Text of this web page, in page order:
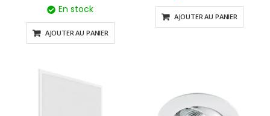
En stock
AJOUTER AU PANIER
AJOUTER AU PANIER